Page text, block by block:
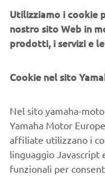
Scopri di più
Utilizziamo i cookie
nostro sito Web in
prodotti, i servizi e
Cookie nel sito
Nel sito yamaha-
Yamaha Motor
affiliate utilizzano i
linguaggio Javascript
funzionali per